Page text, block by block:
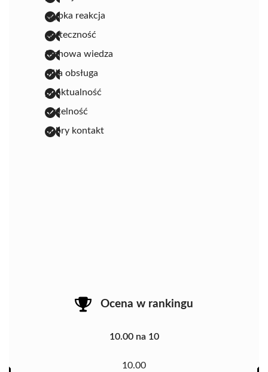
szybka reakcja
skuteczność
fachowa wiedza
miła obsługa
punktualność
rzetelność
dobry kontakt
Ocena w rankingu
10.00 na 10
10.00